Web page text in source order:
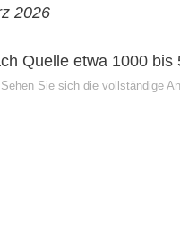
2026
Quelle etwa 1000
Sehen Sie sich die vollständige